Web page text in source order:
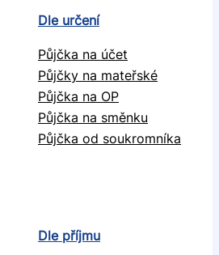
Dle určení
Půjčka na účet
Půjčky na mateřské
Půjčka na OP
Půjčka na směnku
Půjčka od soukromníka
Dle příjmu